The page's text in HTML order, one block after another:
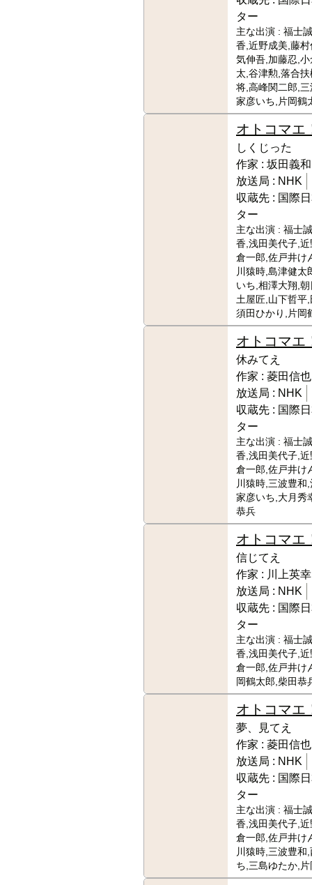
ター
主な出演 : 福士
香,近野成美,藤
気伸吾,加藤忍,
太,谷津勲,落合
将,高峰関二郎,
家彦いち,片岡鶴
オトコマエ
しくじった
作家 : 坂田義和
放送局 : NHK
収蔵先 : 国際
ター
主な出演 : 福士
香,浅田美代子,
倉一郎,佐戸井け
川猿時,島津健太
いち,相澤大翔,
土屋匠,山下哲平
須田ひかり,片岡
オトコマエ
休みてえ
作家 : 菱田信也
放送局 : NHK
収蔵先 : 国際
ター
主な出演 : 福士
香,浅田美代子,
倉一郎,佐戸井け
川猿時,三波豊和
家彦いち,大月秀
恭兵
オトコマエ
信じてえ
作家 : 川上英幸
放送局 : NHK
収蔵先 : 国際
ター
主な出演 : 福士
香,浅田美代子,
倉一郎,佐戸井け
岡鶴太郎,柴田恭
オトコマエ
夢、見てえ
作家 : 菱田信也
放送局 : NHK
収蔵先 : 国際
ター
主な出演 : 福士
香,浅田美代子,
倉一郎,佐戸井け
川猿時,三波豊和
ち,三島ゆたか,